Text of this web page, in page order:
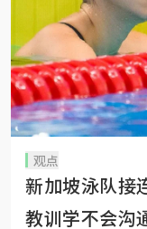
观点
新加坡泳队
教训学不会沟